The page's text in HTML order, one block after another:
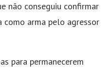
não conseguiu confirmar
arma pelo agressor
para permanecerem